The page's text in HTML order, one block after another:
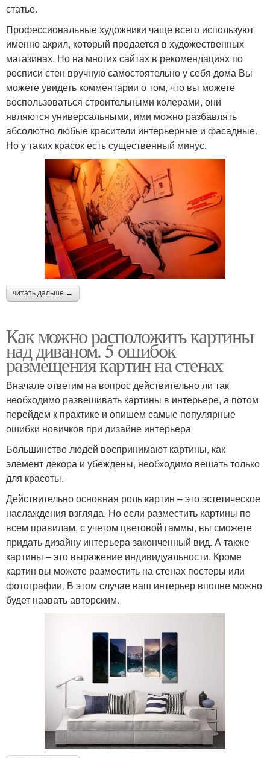
статье.
Профессиональные художники чаще всего используют
именно акрил, который продается в художественных
магазинах. Но на многих сайтах в рекомендациях по
росписи стен вручную самостоятельно у себя дома Вы
можете увидеть комментарии о том, что вы можете
воспользоваться строительными колерами, они
являются универсальными, ими можно разбавлять
абсолютно любые красители интерьерные и фасадные.
Но у таких красок есть существенный минус.
читать дальше →
Как можно расположить картины
над диваном. 5 ошибок
размещения картин на стенах
Вначале ответим на вопрос действительно ли так
необходимо развешивать картины в интерьере, а потом
перейдем к практике и опишем самые популярные
ошибки новичков при дизайне интерьера
Большинство людей воспринимают картины, как
элемент декора и убеждены, необходимо вешать только
для красоты.
Действительно основная роль картин – это эстетическое
наслаждения взгляда. Но если разместить картины по
всем правилам, с учетом цветовой гаммы, вы сможете
придать дизайну интерьера законченный вид. А также
картины – это выражение индивидуальности. Кроме
картин вы можете разместить на стенах постеры или
фотографии. В этом случае ваш интерьер вполне можно
будет назвать авторским.